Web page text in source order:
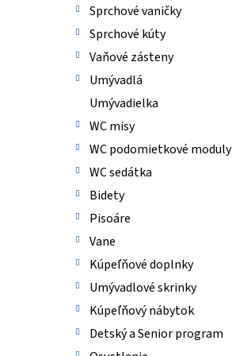
Sprchové vaničky
Sprchové kúty
Vaňové zásteny
Umývadlá
Umývadielka
WC misy
WC podomietkové moduly
WC sedátka
Bidety
Pisoáre
Vane
Kúpeľňové doplnky
Umývadlové skrinky
Kúpeľňový nábytok
Detský a Senior program